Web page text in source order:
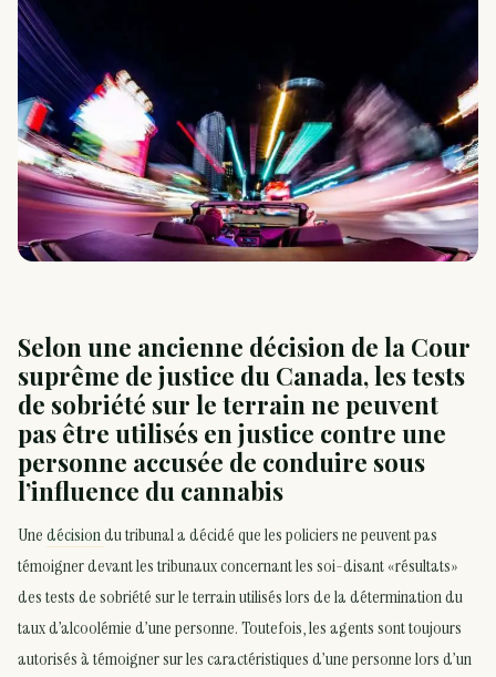
Selon une ancienne décision de la Cour
suprême de justice du Canada, les tests
de sobriété sur le terrain ne peuvent
pas être utilisés en justice contre une
personne accusée de conduire sous
l’influence du cannabis
Unedécisiondu tribunal a décidé que les policiers ne peuvent pas
témoigner devant les tribunaux concernant les soi-disant «résultats»
des tests de sobriété sur le terrain utilisés lors de la détermination du
taux d’alcoolémie d’une personne. Toutefois, les agents sont toujours
autorisés à témoigner sur les caractéristiques d’une personne lors d’un